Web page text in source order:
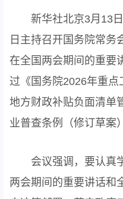
新华社北京3月13日
日主持召开国务院常务
在全国两会期间的重要
过《国务院2026年重
地方财政补贴负面清单
业普查条例（修订草案
会议强调，要认真学
两会期间的重要讲话和